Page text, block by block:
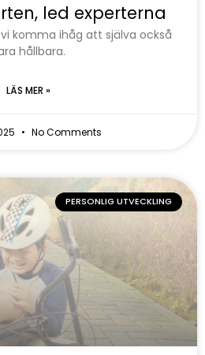
led experterna
komma ihåg att själva också
hållbara.
LÄS MER »
No Comments
PERSONLIG UTVECKLING